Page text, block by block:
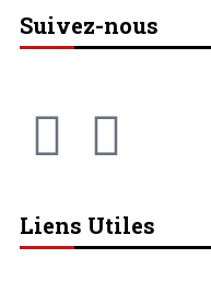
Suivez-nous
Liens Utiles